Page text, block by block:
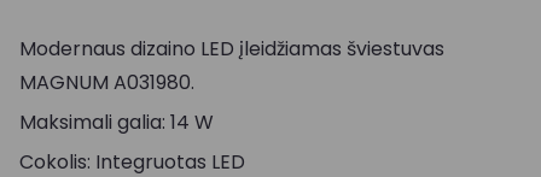
Modernaus dizaino LED įleidžiamas šviestuvas
MAGNUM A031980.
Maksimali galia: 14 W
Cokolis: Integruotas LED